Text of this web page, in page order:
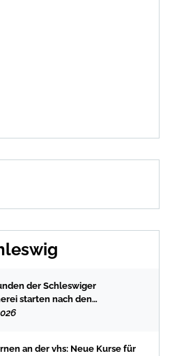
der Schleswiger
starten nach den
mit spannenden
an der vhs: Neue Kurse für